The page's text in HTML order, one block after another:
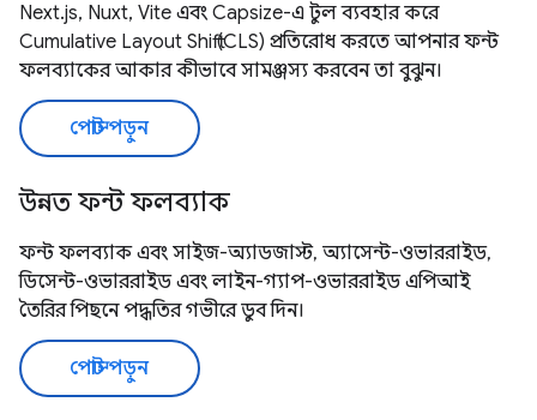
Next.js, Nuxt, Vite এবং Capsize-এ টুল ব্যবহার করে
Cumulative Layout Shift (CLS) প্রতিরোধ করতে আপনার ফন্ট
ফলব্যাকের আকার কীভাবে সামঞ্জস্য করবেন তা বুঝুন।
পোস্ট পড়ুন
উন্নত ফন্ট ফলব্যাক
ফন্ট ফলব্যাক এবং সাইজ-অ্যাডজাস্ট, অ্যাসেন্ট-ওভাররাইড,
ডিসেন্ট-ওভাররাইড এবং লাইন-গ্যাপ-ওভাররাইড এপিআই
তৈরির পিছনে পদ্ধতির গভীরে ডুব দিন।
পোস্ট পড়ুন